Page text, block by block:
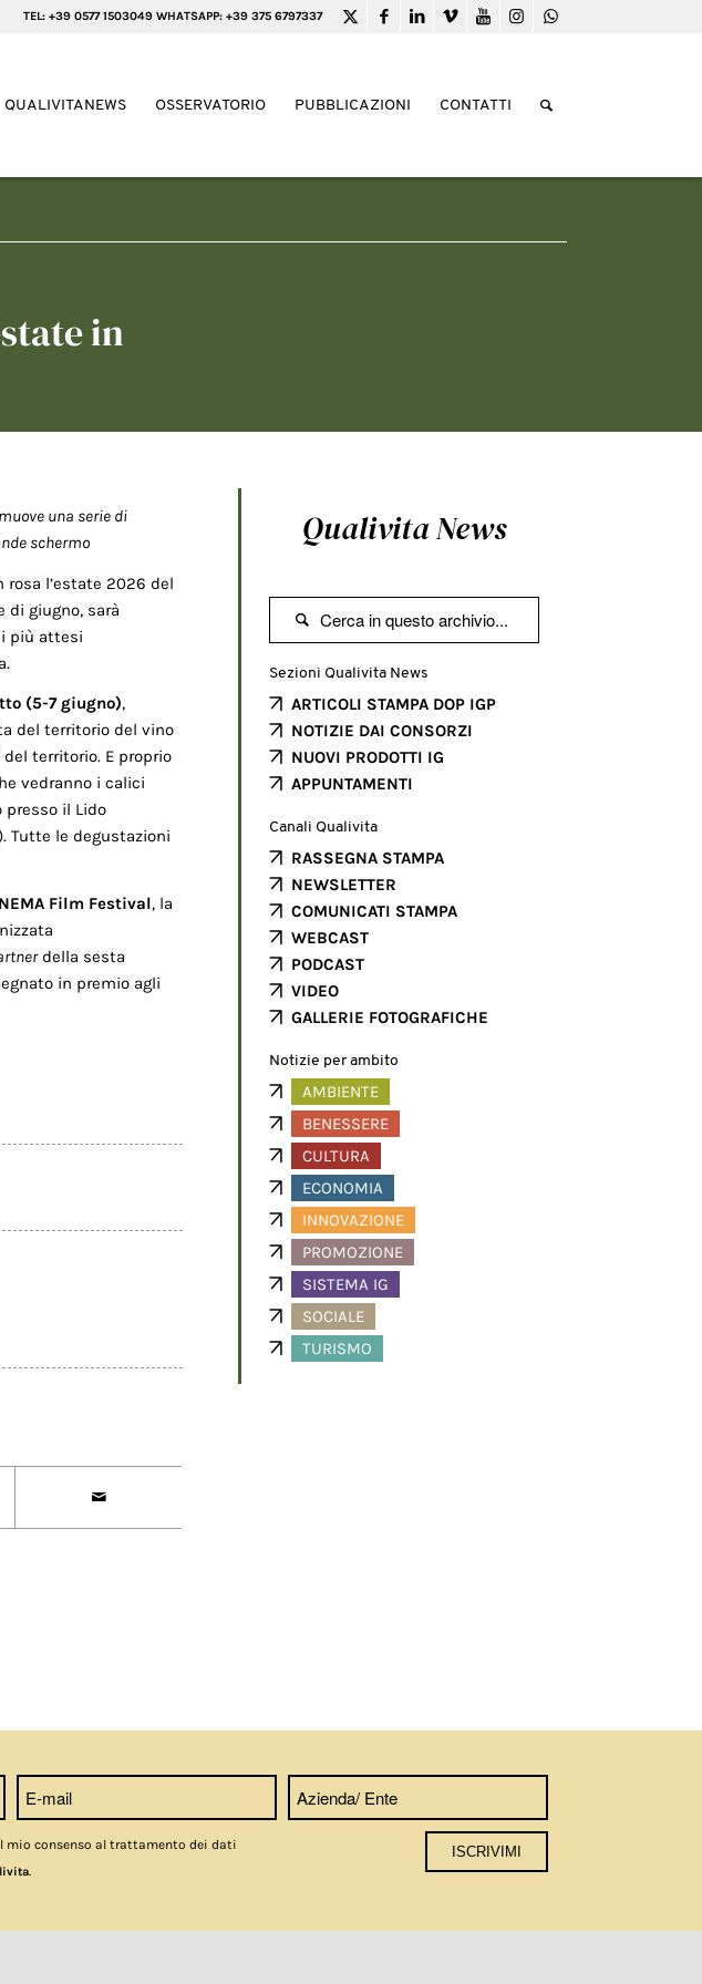
TEL: +39 0577 1503049 WHATSAPP: +39 375 6797337
QUALIVITANEWS OSSERVATORIO PUBBLICAZIONI CONTATTI
in
una serie di
schermo
rosa l’estate 2026 del
di giugno, sarà
più attesi
(5-7 giugno),
del territorio del vino
territorio. E proprio
vedranno i calici
presso il Lido
Tutte le degustazioni
Film Festival, la
della sesta
in premio agli
Qualivita News

Sezioni Qualivita News
ARTICOLI STAMPA DOP IGP
NOTIZIE DAI CONSORZI
NUOVI PRODOTTI IG
APPUNTAMENTI
Canali Qualivita
RASSEGNA STAMPA
NEWSLETTER
COMUNICATI STAMPA
WEBCAST
PODCAST
VIDEO
GALLERIE FOTOGRAFICHE
Notizie per ambito
AMBIENTE
BENESSERE
CULTURA
ECONOMIA
INNOVAZIONE
PROMOZIONE
SISTEMA IG
SOCIALE
TURISMO
mio consenso al trattamento dei dati
.